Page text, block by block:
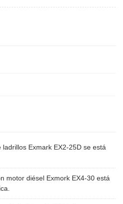
Exmark EX2-25D se está
motor diésel Exmork EX4-30 está